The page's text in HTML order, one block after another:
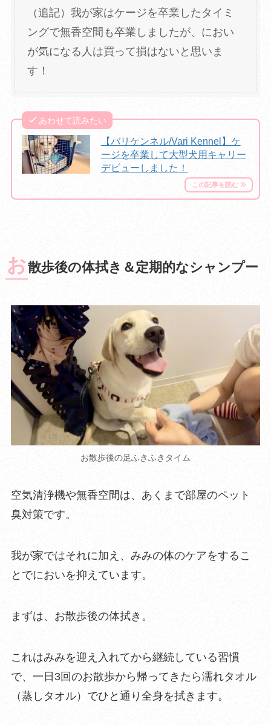
（追記）我が家はケージを卒業したタイミ
ングで無香空間も卒業しましたが、におい
が気になる人は買って損はないと思いま
す！
あわせて読みたい
【バリケンネル/Vari Kennel】ケ
ージを卒業して大型犬用キャリー
デビューしました！
お散歩後の体拭き＆定期的なシャンプー
お散歩後の足ふきふきタイム
空気清浄機や無香空間は、あくまで部屋のペット
臭対策です。
我が家ではそれに加え、みみの体のケアをするこ
とでにおいを抑え ています。
まずは、 お散歩後の体拭き 。
これはみみを迎え入れてから継続している習慣
で、 一日3回のお散歩から帰ってきたら濡れタオル
（蒸しタオル）でひと通り全身を拭きます。